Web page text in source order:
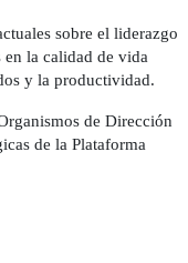
sobre el liderazgo
la calidad de vida
y la productividad.
de Dirección
de la Plataforma